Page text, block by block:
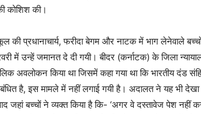
कोशिश की।
की प्रधानाचार्य, फरीदा बेगम और नाटक में भाग लेनेवाले
में उन्हें जमानत दे दी गयी। बीदर (कर्नाटक) के जिला
अवलोकन किया था जिसमें कहा गया था कि भारतीय दंड
है, इस मामले में नहीं लगाई गयी है। अदालत ने यह भी
जहां बच्चों ने व्यक्त किया है कि- ‘अगर वे दस्तावेज पेश नहीं